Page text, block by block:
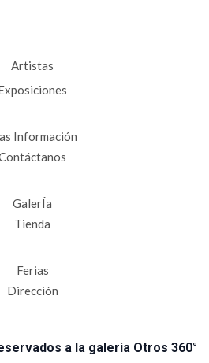
Artistas
Información
GalerÍa
Tienda
Ferias
Dirección
a la galeria Otros 360°